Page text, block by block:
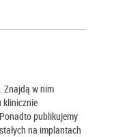
Znajdą w nim
klinicznie
publikujemy
na implantach